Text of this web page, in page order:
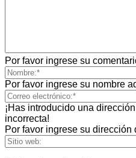
Por favor ingrese su
Por favor ingrese su nombre
¡Has introducido una
incorrecta!
Por favor ingrese su